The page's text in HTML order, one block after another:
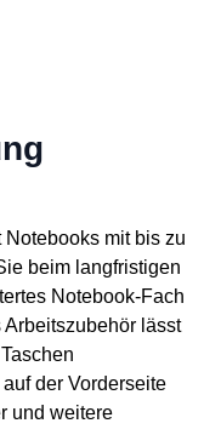
mit bis zu
beim langfristigen
Notebook-Fach
lässt
der Vorderseite
und weitere